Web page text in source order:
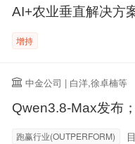
AI+农业垂直解决方
增持
中金公司 | 白洋,徐卓楠等
Qwen3.8-Max发布
跑赢行业(OUTPERFORM)